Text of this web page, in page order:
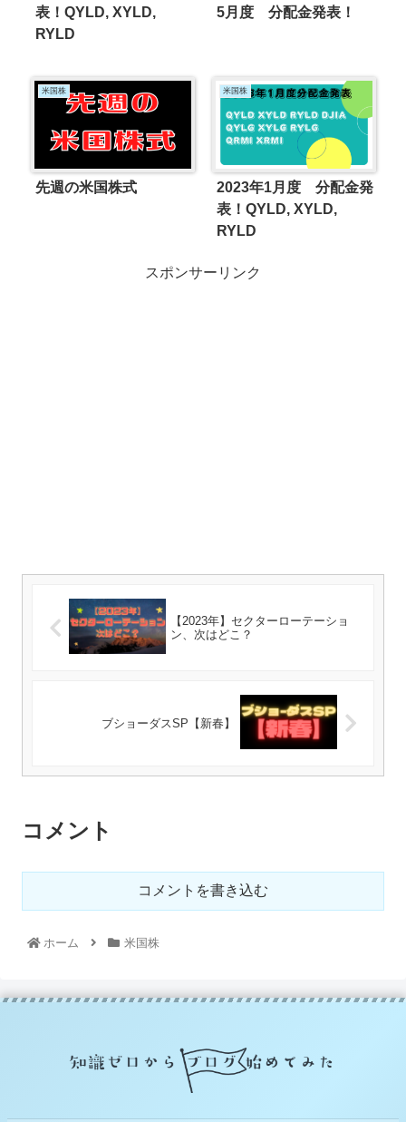
表！QYLD, XYLD,
RYLD
5月度 分配金発表！
米国株
先週の米国株式
米国株
2023年1月度 分配金発
表！QYLD, XYLD,
RYLD
スポンサーリンク
【2023年】セクターローテーショ
ン、次はどこ？
ブショーダスSP【新春】
コメント
コメントを書き込む
ホーム 米国株